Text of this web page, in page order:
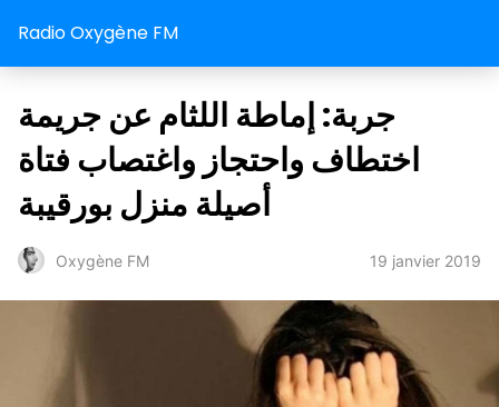
Radio Oxygène FM
جربة: إماطة اللثام عن جريمة
اختطاف واحتجاز واغتصاب فتاة
أصيلة منزل بورقيبة
Oxygène FM 19 janvier 2019